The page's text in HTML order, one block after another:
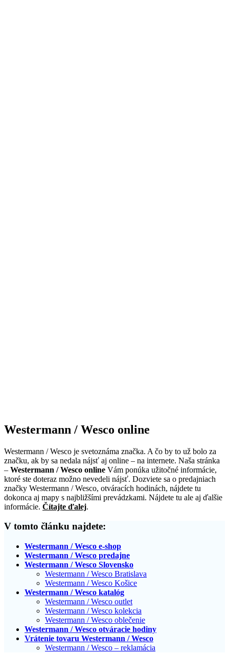
Westermann / Wesco online
Westermann / Wesco je svetoznáma značka. A čo by to už bolo za
značku, ak by sa nedala nájsť aj online – na internete. Naša stránka
– Westermann / Wesco online Vám ponúka užitočné informácie,
ktoré ste doteraz možno nevedeli nájsť. Dozviete sa o predajniach
značky Westermann / Wesco, otváracích hodinách, nájdete tu
dokonca aj mapy s najbližšími prevádzkami. Nájdete tu ale aj ďalšie
informácie. Čítajte ďalej.
V tomto článku najdete:
Westermann / Wesco e-shop
Westermann / Wesco predajne
Westermann / Wesco Slovensko
Westermann / Wesco Bratislava
Westermann / Wesco Košice
Westermann / Wesco katalóg
Westermann / Wesco outlet
Westermann / Wesco kolekcia
Westermann / Wesco oblečenie
Westermann / Wesco otváracie hodiny
Vrátenie tovaru Westermann / Wesco
Westermann / Wesco – reklamácia